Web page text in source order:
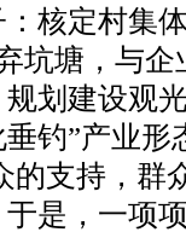
核定村集
坑塘，与
划建设观
钓”产业形
的支持，群
是，一项